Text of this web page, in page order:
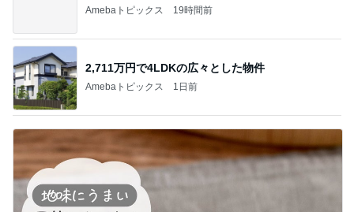
Amebaトピックス 19時間前
2,711万円で4LDKの広々とした物件
Amebaトピックス 1日前